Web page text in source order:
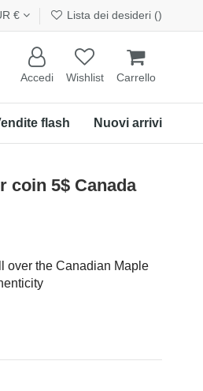
€ Lista dei desideri ()
Accedi Wishlist Carrello
Nuovi arrivi
flash
coin 5$ Canada
over the Canadian Maple